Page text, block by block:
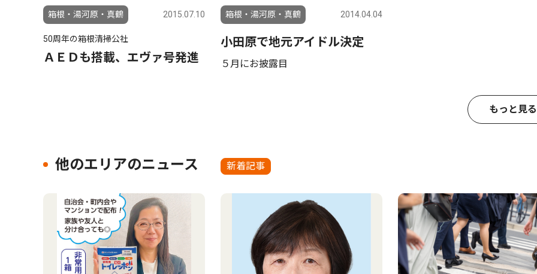
箱根・湯河原・真鶴 2015.07.10
50周年の箱根清掃公社
ＡＥＤも搭載、エヴァ号発進
箱根・湯河原・真鶴 2014.04.04
小田原で地元アイドル決定
５月にお披露目
もっと見る
他のエリアのニュース 新着記事